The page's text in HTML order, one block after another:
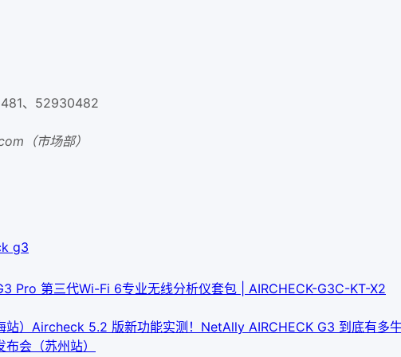
、52930482
（市场部）
g3
Pro 第三代Wi-Fi 6专业无线分析仪套包 | AIRCHECK-G3C-KT-X2
） Aircheck 5.2 版新功能实测！NetAlly AIRCHECK G3 到底有多牛
会（苏州站）